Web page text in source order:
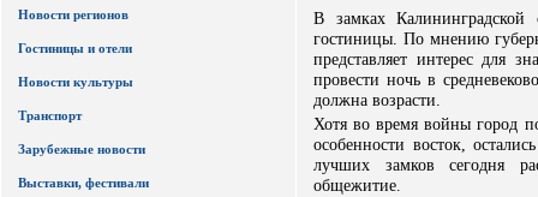
Новости регионов
Гостиницы и отели
Новости культуры
Транспорт
Зарубежные новости
Выставки, фестивали
В замках Калининградской
гостиницы. По мнению
представляет интерес для
провести ночь в
должна возрасти.
Хотя во время войны город
особенности восток,
лучших замков сегодня
общежитие.